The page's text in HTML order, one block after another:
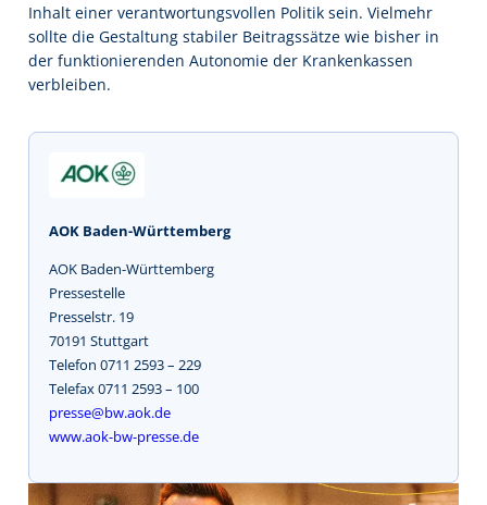
Inhalt einer verantwortungsvollen Politik sein. Vielmehr
sollte die Gestaltung stabiler Beitragssätze wie bisher in
der funktionierenden Autonomie der Krankenkassen
verbleiben.
AOK Baden-Württemberg
AOK Baden-Württemberg
Pressestelle
Presselstr. 19
70191 Stuttgart
Telefon 0711 2593 – 229
Telefax 0711 2593 – 100
presse@bw.aok.de
www.aok-bw-presse.de